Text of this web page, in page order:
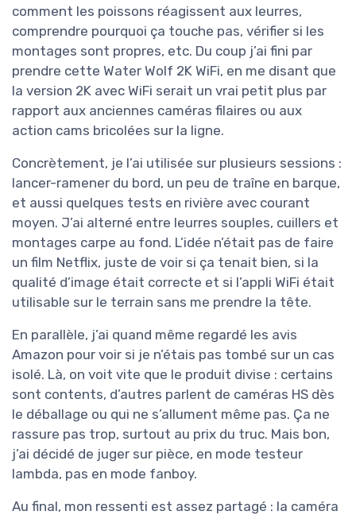
comment les poissons réagissent aux leurres,
comprendre pourquoi ça touche pas, vérifier si les
montages sont propres, etc. Du coup j’ai fini par
prendre cette Water Wolf 2K WiFi, en me disant que
la version 2K avec WiFi serait un vrai petit plus par
rapport aux anciennes caméras filaires ou aux
action cams bricolées sur la ligne.
Concrètement, je l’ai utilisée sur plusieurs sessions :
lancer-ramener du bord, un peu de traîne en barque,
et aussi quelques tests en rivière avec courant
moyen. J’ai alterné entre leurres souples, cuillers et
montages carpe au fond. L’idée n’était pas de faire
un film Netflix, juste de voir si ça tenait bien, si la
qualité d’image était correcte et si l’appli WiFi était
utilisable sur le terrain sans me prendre la tête.
En parallèle, j’ai quand même regardé les avis
Amazon pour voir si je n’étais pas tombé sur un cas
isolé. Là, on voit vite que le produit divise : certains
sont contents, d’autres parlent de caméras HS dès
le déballage ou qui ne s’allument même pas. Ça ne
rassure pas trop, surtout au prix du truc. Mais bon,
j’ai décidé de juger sur pièce, en mode testeur
lambda, pas en mode fanboy.
Au final, mon ressenti est assez partagé : la caméra